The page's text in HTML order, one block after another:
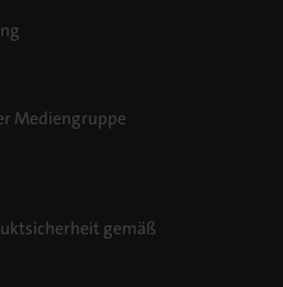
Mediengruppe
gemäß